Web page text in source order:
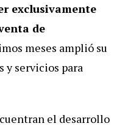
exclusivamente
de
meses amplió su
y servicios para
el desarrollo